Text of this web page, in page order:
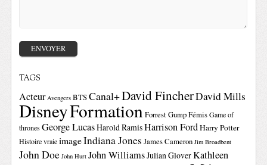
TAGS
Acteur Avengers BTSCanal+David FincherDavid Mills
DisneyFormationForrest GumpFémis Game of
thrones George LucasHarold RamisHarrison FordHarry Potter
Histoire vraie imageIndiana Jones James Cameron Jim Broadbent
John Doe John Hurt John WilliamsJulian GloverKathleen